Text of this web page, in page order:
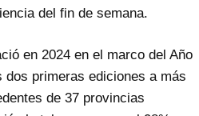
del fin de semana.
en 2024 en el marco del Año
primeras ediciones a más
de 37 provincias